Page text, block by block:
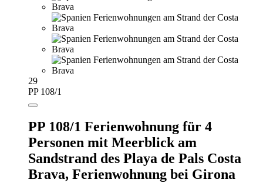
29
PP 108/1
PP 108/1 Ferienwohnung für 4
Personen mit Meerblick am
Sandstrand des Playa de Pals Costa
Brava, Ferienwohnung bei Girona